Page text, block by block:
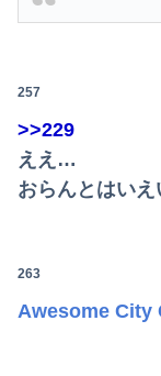
257
>>229
ええ…
おらんとはい
263
Awesome City